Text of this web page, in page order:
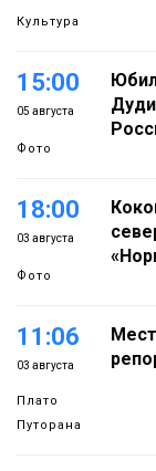
Культура
15:00
05 августа
Фото
18:00
03 августа
Фото
11:06
03 августа
Плато
Путорана